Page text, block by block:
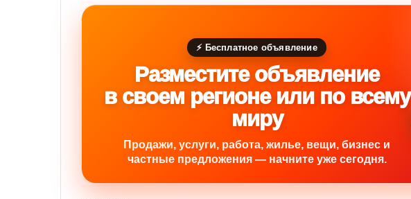
⚡ Бесплатное объявление
Разместите объявление
в своем регионе или по всему
миру
Продажи, услуги, работа, жилье, вещи, бизнес и
частные предложения — начните уже сегодня.